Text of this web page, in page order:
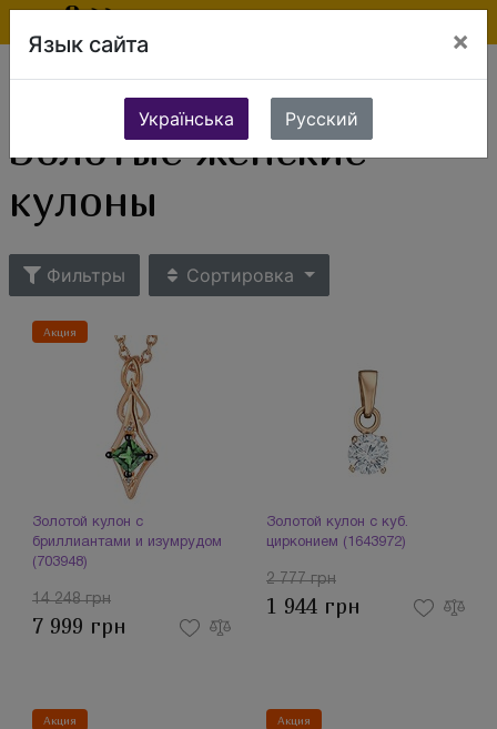
Ювелирные изделия Золотые изделия
Золотые кулоны
Золотые женские
кулоны
Фильтры Сортировка
Акция
Золотой кулон с
бриллиантами и изумрудом
(703948)
14 248 грн
7 999 грн
Золотой кулон с куб.
цирконием (1643972)
2 777 грн
1 944 грн
Акция Акция
Язык сайта ×
Українська Русский